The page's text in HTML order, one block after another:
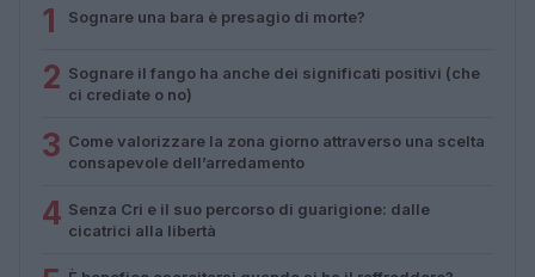
1 Sognare una bara è presagio di morte?
2 Sognare il fango ha anche dei significati positivi (che
ci crediate o no)
3 Come valorizzare la zona giorno attraverso una scelta
consapevole dell’arredamento
4 Senza Cri e il suo percorso di guarigione: dalle
cicatrici alla libertà